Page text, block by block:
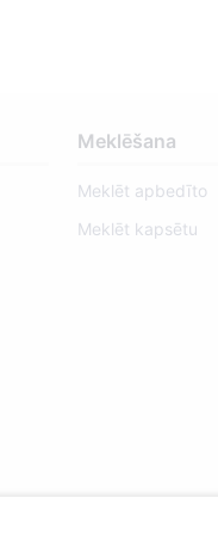
Meklēšana
Meklēt apbedīto
Meklēt kapsētu